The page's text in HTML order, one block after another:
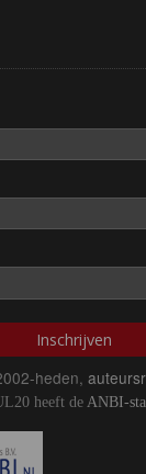
Inschrijven
heden,
heeft deANBI-